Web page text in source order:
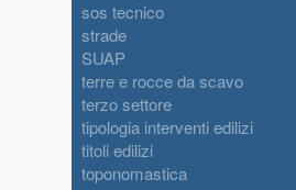
sos tecnico
strade
SUAP
terre e rocce da scavo
terzo settore
tipologia interventi edilizi
titoli edilizi
toponomastica